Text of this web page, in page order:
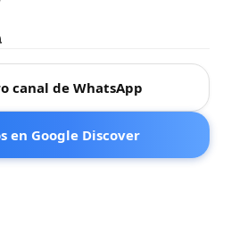
canal de WhatsApp
en Google Discover